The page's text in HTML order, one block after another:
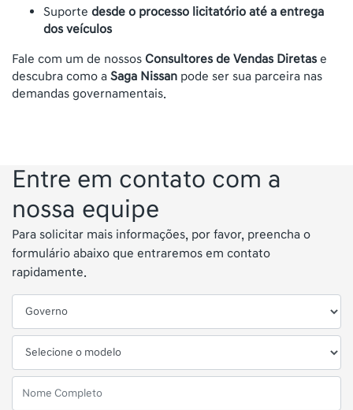
Suporte desde o processo licitatório até a entrega
dos veículos
Fale com um de nossos Consultores de Vendas Diretase
descubra como a Saga Nissan pode ser sua parceira nas
demandas governamentais.
Entre em contato com a
nossa equipe
Para solicitar mais informações, por favor, preencha o
formulário abaixo que entraremos em contato
rapidamente.